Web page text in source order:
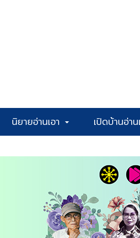
นิยายอ่านเอา เปิดบ้านอ่าน